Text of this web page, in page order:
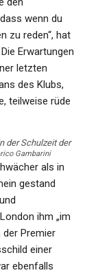
wenn du
zu reden“, hat
Erwartungen
letzten
des Klubs,
teilweise rüde
der Schulzeit der
Gambarini
als in
gestand
ihm „im
Premier
einer
ebenfalls